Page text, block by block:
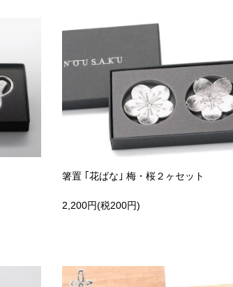
箸置 ｢花ばな｣ 梅・桜２ヶセット
2,200円(税200円)